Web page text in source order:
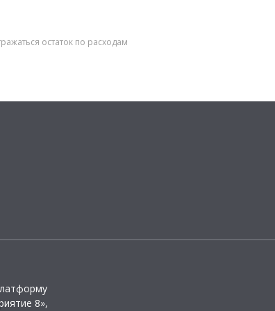
остаток по расходам
8»,